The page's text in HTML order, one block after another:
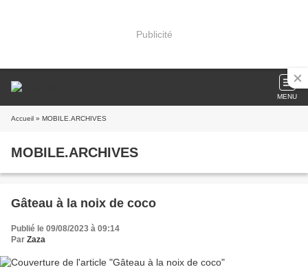
Publicité
MENU
Accueil » MOBILE.ARCHIVES
MOBILE.ARCHIVES
Gâteau à la noix de coco
Publié le 09/08/2023 à 09:14
Par Zaza